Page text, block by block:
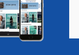
Vacatures